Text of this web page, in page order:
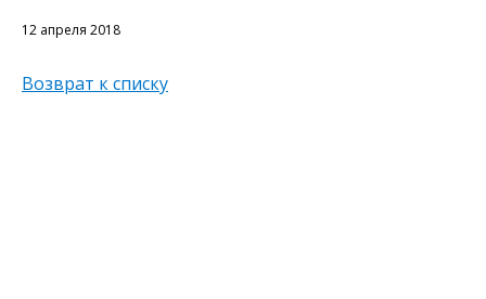
12 апреля 2018
Возврат к списку